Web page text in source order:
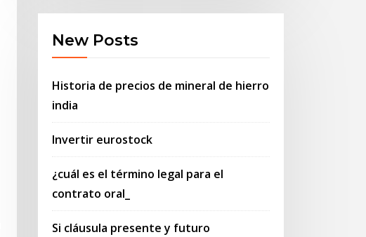
New Posts
Historia de precios de mineral de hierro
india
Invertir eurostock
¿cuál es el término legal para el
contrato oral_
Si cláusula presente y futuro